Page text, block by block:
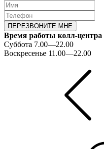
ПЕРЕЗВОНИТЕ МНЕ
Время работы колл-центра
Суббота 7.00—22.00
Воскресенье 11.00—22.00